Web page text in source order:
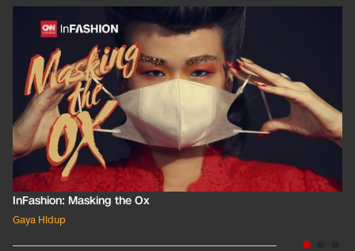
InFashion: Masking the Ox
Gaya Hidup